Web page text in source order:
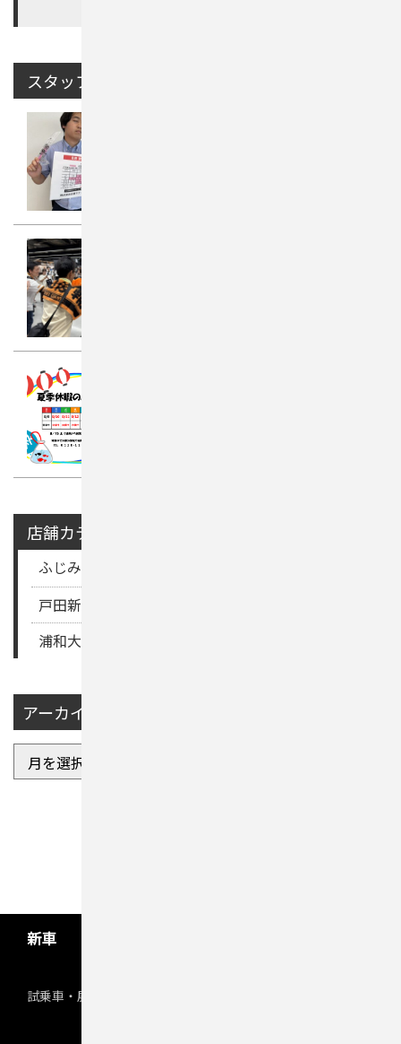
スタッフブログ最新記事
店舗カテゴリー
ふじみ野
戸田新曽
浦和大間木
アーカイブ
新車
試乗車・展示車検索